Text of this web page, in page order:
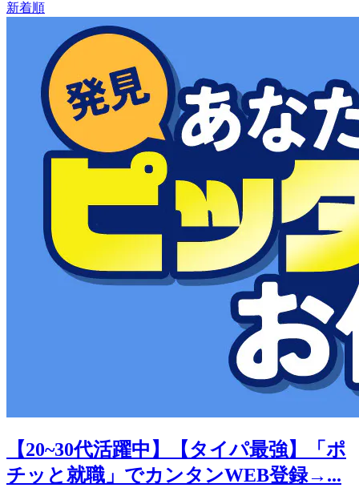
新着順
【20~30代活躍中】【タイパ最強】「ポ
チッと就職」でカンタンWEB登録→...